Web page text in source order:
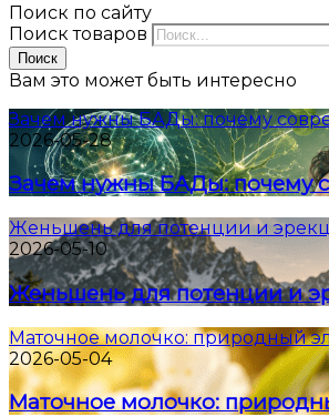
Поиск по сайту
Поиск товаров
Поиск
Вам это может быть интересно
Зачем нужны БАДы: почему
2026-05-28
Зачем нужны БАДы: почему
Женьшень для потенции и
2026-05-10
Женьшень для потенции и
Маточное молочко: природный
2026-05-04
Маточное молочко: